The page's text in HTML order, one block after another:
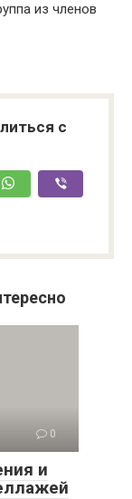
из членов
с
0
и